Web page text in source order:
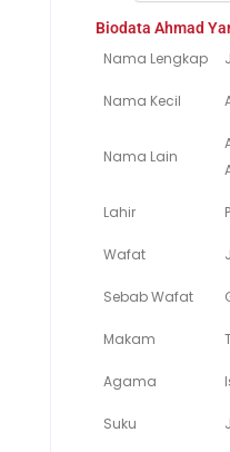
Biodata Ahmad
Nama Lengkap
Nama Kecil
Nama Lain
Lahir
Wafat
Sebab Wafat
Makam
Agama
Suku